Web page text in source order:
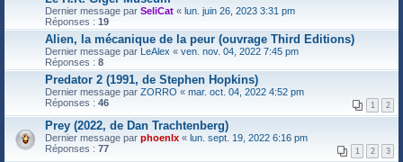
Dernier message par SeliCat « lun. juin 26, 2023 3:31 pm
Réponses : 19
Alien, la mécanique de la peur (ouvrage Third Editions)
Dernier message par LeAlex « ven. nov. 04, 2022 7:45 pm
Réponses : 8
Predator 2 (1991, de Stephen Hopkins)
Dernier message par ZORRO « mar. oct. 04, 2022 4:52 pm
Réponses : 46 1 2
Prey (2022, de Dan Trachtenberg)
Dernier message par phoenlx « lun. sept. 19, 2022 6:16 pm
Réponses : 77 1 2 3